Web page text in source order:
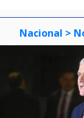
Nacional >